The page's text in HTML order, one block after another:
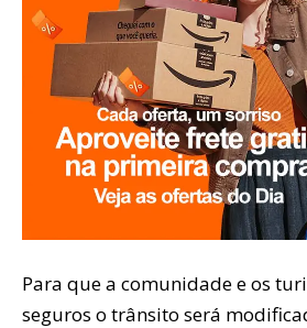
Para que a comunidade e os
seguros o trânsito será